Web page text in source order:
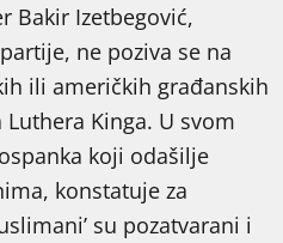
Bakir Izetbegović,
ne poziva se na
ili američkih građanskih
Kinga. U svom
koji odašilje
konstatuje za
su pozatvarani i